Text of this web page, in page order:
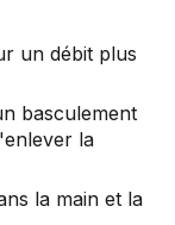
un débit plus
basculement
la
la main et la